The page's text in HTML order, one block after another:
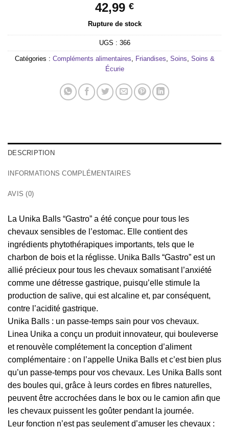
42,99 €
Rupture de stock
UGS : 366
Catégories : Compléments alimentaires, Friandises, Soins, Soins &
Écurie
DESCRIPTION
INFORMATIONS COMPLÉMENTAIRES
AVIS (0)
La Unika Balls “Gastro” a été conçue pour tous les
chevaux sensibles de l’estomac. Elle contient des
ingrédients phytothérapiques importants, tels que le
charbon de bois et la réglisse. Unika Balls “Gastro” est un
allié précieux pour tous les chevaux somatisant l’anxiété
comme une détresse gastrique, puisqu’elle stimule la
production de salive, qui est alcaline et, par conséquent,
contre l’acidité gastrique.
Unika Balls : un passe-temps sain pour vos chevaux.
Linea Unika a conçu un produit innovateur, qui bouleverse
et renouvèle complétement la conception d’aliment
complémentaire : on l’appelle Unika Balls et c’est bien plus
qu’un passe-temps pour vos chevaux. Les Unika Balls sont
des boules qui, grâce à leurs cordes en fibres naturelles,
peuvent être accrochées dans le box ou le camion afin que
les chevaux puissent les goûter pendant la journée.
Leur fonction n’est pas seulement d’amuser les chevaux :